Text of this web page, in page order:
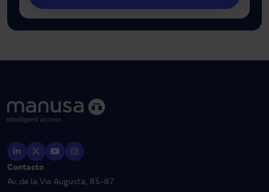
Contacto
Av. de la Via Augusta, 85-87